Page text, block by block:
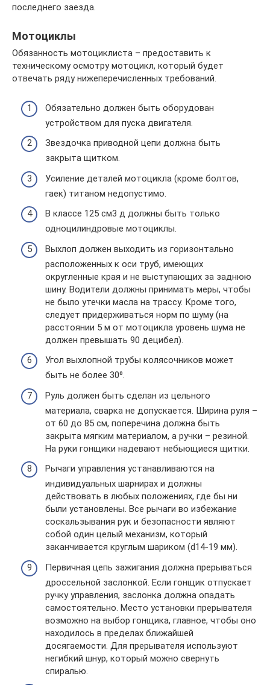
последнего заезда.
Мотоциклы
Обязанность мотоциклиста – предоставить к
техническому осмотру мотоцикл, который будет
отвечать ряду нижеперечисленных требований.
Обязательно должен быть оборудован
устройством для пуска двигателя.
Звездочка приводной цепи должна быть
закрыта щитком.
Усиление деталей мотоцикла (кроме болтов,
гаек) титаном недопустимо.
В классе 125 см3 д должны быть только
одноцилиндровые мотоциклы.
Выхлоп должен выходить из горизонтально
расположенных к оси труб, имеющих
округленные края и не выступающих за заднюю
шину. Водители должны принимать меры, чтобы
не было утечки масла на трассу. Кроме того,
следует придерживаться норм по шуму (на
расстоянии 5 м от мотоцикла уровень шума не
должен превышать 90 децибел).
Угол выхлопной трубы колясочников может
быть не более 30⁰.
Руль должен быть сделан из цельного
материала, сварка не допускается. Ширина руля –
от 60 до 85 см, поперечина должна быть
закрыта мягким материалом, а ручки – резиной.
На руки гонщики надевают небьющиеся щитки.
Рычаги управления устанавливаются на
индивидуальных шарнирах и должны
действовать в любых положениях, где бы ни
были установлены. Все рычаги во избежание
соскальзывания рук и безопасности являют
собой один целый механизм, который
заканчивается круглым шариком (d14-19 мм).
Первичная цепь зажигания должна прерываться
дроссельной заслонкой. Если гонщик отпускает
ручку управления, заслонка должна опадать
самостоятельно. Место установки прерывателя
возможно на выбор гонщика, главное, чтобы оно
находилось в пределах ближайшей
досягаемости. Для прерывателя используют
негибкий шнур, который можно свернуть
спиралью.